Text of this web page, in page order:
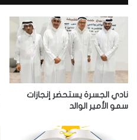
ك
ا
ل
إ
ك
ت
ر
و
نادي الجسرة يستحضر إنجازات
سمو الأمير الوالد